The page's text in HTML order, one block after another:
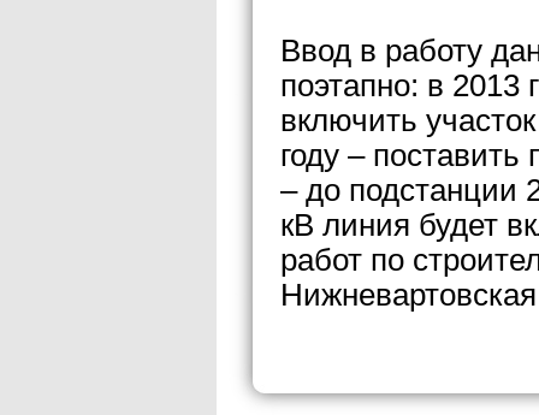
Ввод в работу
поэтапно: в 2013
включить
году –
– до подстанции
кВ линия будет
работ по